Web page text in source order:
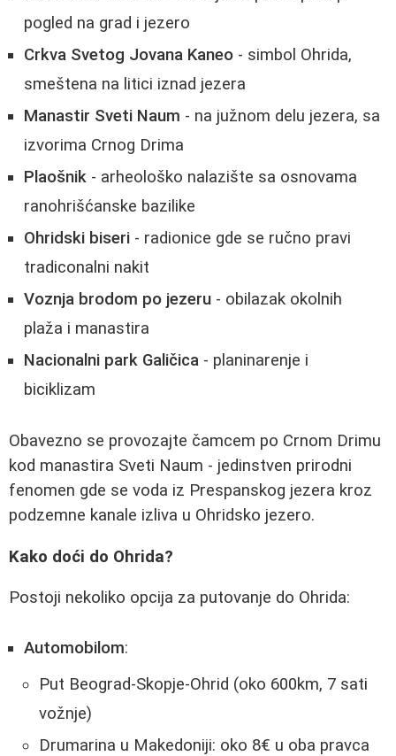
pogled na grad i jezero
Crkva Svetog Jovana Kaneo - simbol Ohrida,
smeštena na litici iznad jezera
Manastir Sveti Naum - na južnom delu jezera, sa
izvorima Crnog Drima
Plaošnik - arheološko nalazište sa osnovama
ranohrišćanske bazilike
Ohridski biseri - radionice gde se ručno pravi
tradiconalni nakit
Voznja brodom po jezeru - obilazak okolnih
plaža i manastira
Nacionalni park Galičica - planinarenje i
biciklizam
Obavezno se provozajte čamcem po Crnom Drimu
kod manastira Sveti Naum - jedinstven prirodni
fenomen gde se voda iz Prespanskog jezera kroz
podzemne kanale izliva u Ohridsko jezero.
Kako doći do Ohrida?
Postoji nekoliko opcija za putovanje do Ohrida:
Automobilom:
Put Beograd-Skopje-Ohrid (oko 600km, 7 sati
vožnje)
Drumarina u Makedoniji: oko 8€ u oba pravca